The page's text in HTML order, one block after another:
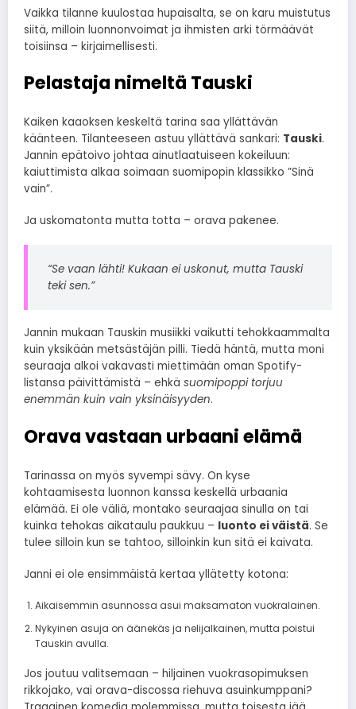
Vaikka tilanne kuulostaa hupaisalta, se on karu muistutus
siitä, milloin luonnonvoimat ja ihmisten arki törmäävät
toisiinsa – kirjaimellisesti.
Pelastaja nimeltä Tauski
Kaiken kaaoksen keskeltä tarina saa yllättävän
käänteen. Tilanteeseen astuu yllättävä sankari: Tauski.
Jannin epätoivo johtaa ainutlaatuiseen kokeiluun:
kaiuttimista alkaa soimaan suomipopin klassikko ”Sinä
vain”.
Ja uskomatonta mutta totta – orava pakenee.
“Se vaan lähti! Kukaan ei uskonut, mutta Tauski
teki sen.”
Jannin mukaan Tauskin musiikki vaikutti tehokkaammalta
kuin yksikään metsästäjän pilli. Tiedä häntä, mutta moni
seuraaja alkoi vakavasti miettimään oman Spotify-
listansa päivittämistä – ehkä suomipoppi torjuu
enemmän kuin vain yksinäisyyden.
Orava vastaan urbaani elämä
Tarinassa on myös syvempi sävy. On kyse
kohtaamisesta luonnon kanssa keskellä urbaania
elämää. Ei ole väliä, montako seuraajaa sinulla on tai
kuinka tehokas aikataulu paukkuu – luonto ei väistä. Se
tulee silloin kun se tahtoo, silloinkin kun sitä ei kaivata.
Janni ei ole ensimmäistä kertaa yllätetty kotona:
Aikaisemmin asunnossa asui maksamaton vuokralainen.
Nykyinen asuja on äänekäs ja nelijalkainen, mutta poistui
Tauskin avulla.
Jos joutuu valitsemaan – hiljainen vuokrasopimuksen
rikkojako, vai orava-discossa riehuva asuinkumppani?